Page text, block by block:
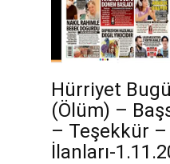
Hürriyet
(Ölüm) –
– Teşekkür
İlanları-